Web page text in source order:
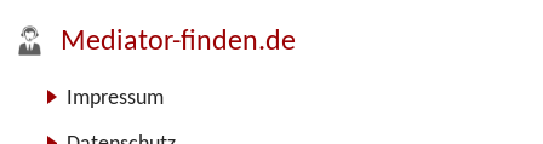
Mediator-finden.de
Impressum